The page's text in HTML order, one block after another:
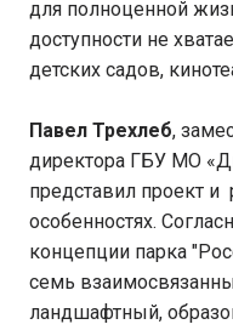
для полноценной
доступности не
детских садов,
Павел Трехлеб,
директора ГБУ МО
представил проект и
особенностях.
концепции парка
семь
ландшафтный,